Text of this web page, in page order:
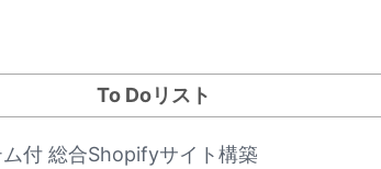
To Doリスト
付 総合Shopifyサイト構築